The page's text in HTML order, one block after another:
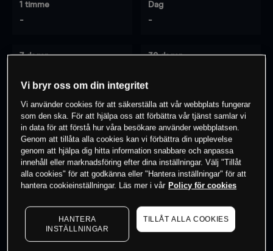
1 timme
-
Dag
-
7 dagar 30 dagar
0% av kunderna har en position i detta
instrument
Börja handla
Vi bryr oss om din integritet
Vi använder cookies för att säkerställa att vår webbplats fungerar
som den ska. För att hjälpa oss att förbättra vår tjänst samlar vi
in data för att förstå hur våra besökare använder webbplatsen.
Genom att tillåta alla cookies kan vi förbättra din upplevelse
genom att hjälpa dig hitta information snabbare och anpassa
innehåll eller marknadsföring efter dina inställningar. Välj "Tillåt
alla cookies" för att godkänna eller "Hantera inställningar" för att
hantera cookieinställningar. Läs mer i vår Policy för cookies
HANTERA
INSTÄLLNINGAR
TILLÅT ALLA COOKIES